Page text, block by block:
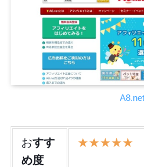
A8.net
おすす
め度
★★★★★